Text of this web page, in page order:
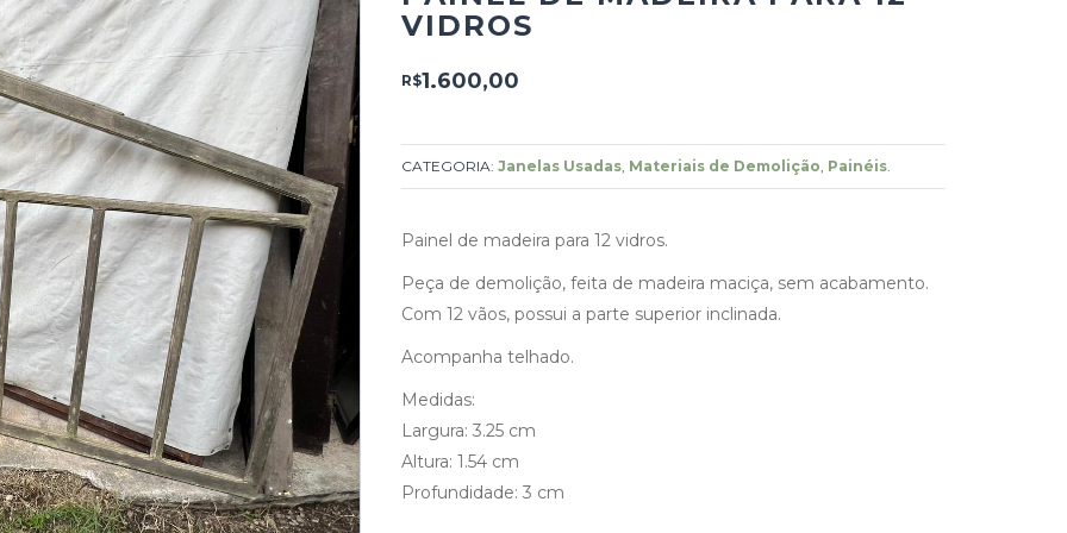
VIDROS
R$1.600,00
CATEGORIA: Janelas Usadas, Materiais de Demolição, Painéis.
Painel de madeira para 12 vidros.
Peça de demolição, feita de madeira maciça, sem acabamento.
Com 12 vãos, possui a parte superior inclinada.
Acompanha telhado.
Medidas:
Largura: 3.25 cm
Altura: 1.54 cm
Profundidade: 3 cm